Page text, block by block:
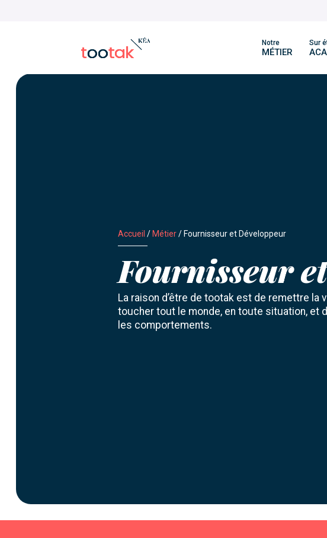
Notre
MÉTIER
Sur
Accueil / Métier /Fournisseur et Développeur
Fournisseur
La raison d’être de tootak est de remettre
toucher tout le monde, en toute situation, et
les comportements.